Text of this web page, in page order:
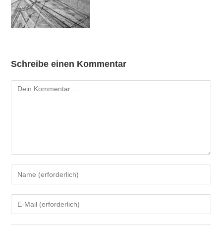
Schreibe einen Kommentar